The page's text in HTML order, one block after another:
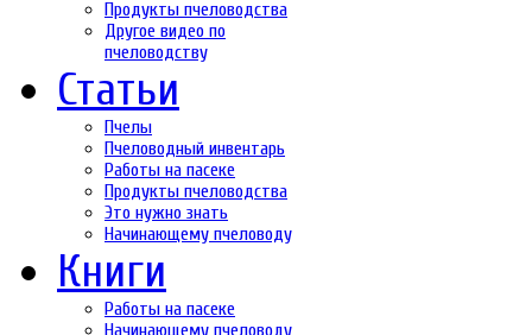
Продукты пчеловодства
Другое видео по
пчеловодству
Статьи
Пчелы
Пчеловодный инвентарь
Работы на пасеке
Продукты пчеловодства
Это нужно знать
Начинающему пчеловоду
Книги
Работы на пасеке
Начинающему пчеловоду